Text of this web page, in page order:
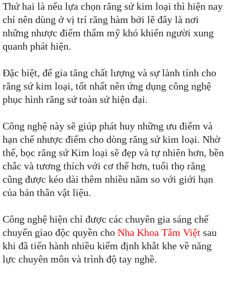
Thứ hai là nếu lựa chọn răng sứ kim loại thì hiện nay
chỉ nên dùng ở vị trí răng hàm bởi lẽ đây là nơi
những nhược điểm thẩm mỹ khó khiến người xung
quanh phát hiện.
Đặc biệt, để gia tăng chất lượng và sự lành tính cho
răng sứ kim loại, tốt nhất nên ứng dụng công nghệ
phục hình răng sứ toàn sứ hiện đại.
Công nghệ này sẽ giúp phát huy những ưu điểm và
hạn chế nhược điểm cho dòng răng sứ kim loại. Nhờ
thế, bọc răng sứ Kim loại sẽ đẹp và tự nhiên hơn, bền
chắc và tương thích với cơ thể hơn, tuổi thọ răng
cũng được kéo dài thêm nhiều năm so với giới hạn
của bản thân vật liệu.
Công nghệ hiện chỉ được các chuyên gia sáng chế
chuyển giao độc quyền cho Nha Khoa Tâm Việt sau
khi đã tiến hành nhiều kiểm định khắt khe về năng
lực chuyên môn và trình độ tay nghề.